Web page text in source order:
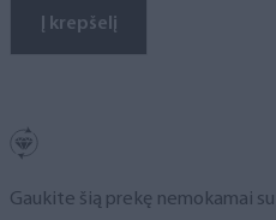
lakas,
Į krepšelį
Gaukite šią prekę nemokamai su